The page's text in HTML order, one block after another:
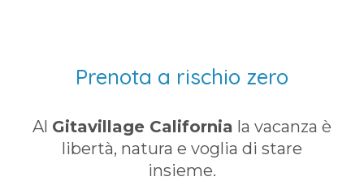
Prenota a rischio zero
Al Gitavillage California la vacanza è
libertà, natura e voglia di stare
insieme.